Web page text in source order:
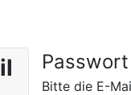
Bitte die E-